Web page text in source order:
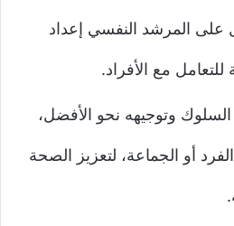
على المرشد النفسي إعداد
للتعامل مع الأفراد.
وتوجيهه نحو الأفضل،
أو الجماعة، لتعزيز الصحة